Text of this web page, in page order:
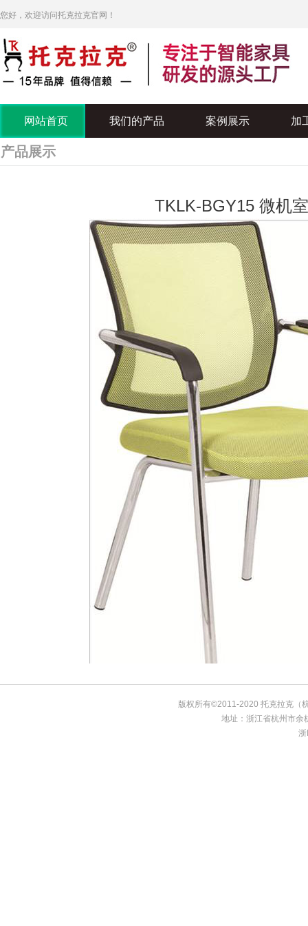
您好，欢迎访问托克拉克官网！
网站首页 我们的产品 案例展示 加
产品展示
TKLK-BGY15 微机
版权所有©2011-2020 托克拉克（
地址：浙江省杭州市余